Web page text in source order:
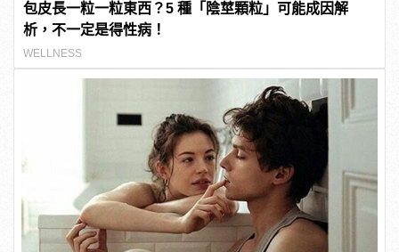
包皮長一粒一粒東西？5 種「陰莖顆粒」可能成因解
析，不一定是得性病！
WELLNESS